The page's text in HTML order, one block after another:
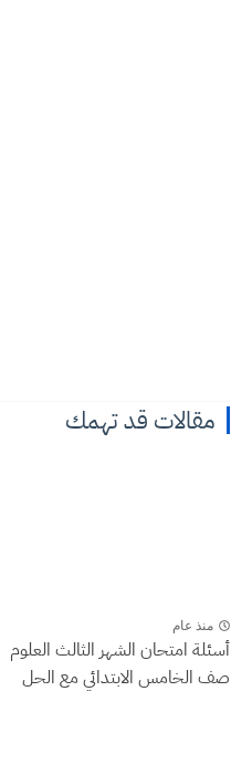
مقالات قد تهمك
منذ عام
أسئلة امتحان الشهر الثالث العلوم
صف الخامس الابتدائي مع الحل